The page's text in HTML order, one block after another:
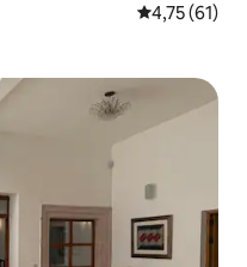
4,75 de uma
4,75 (61)